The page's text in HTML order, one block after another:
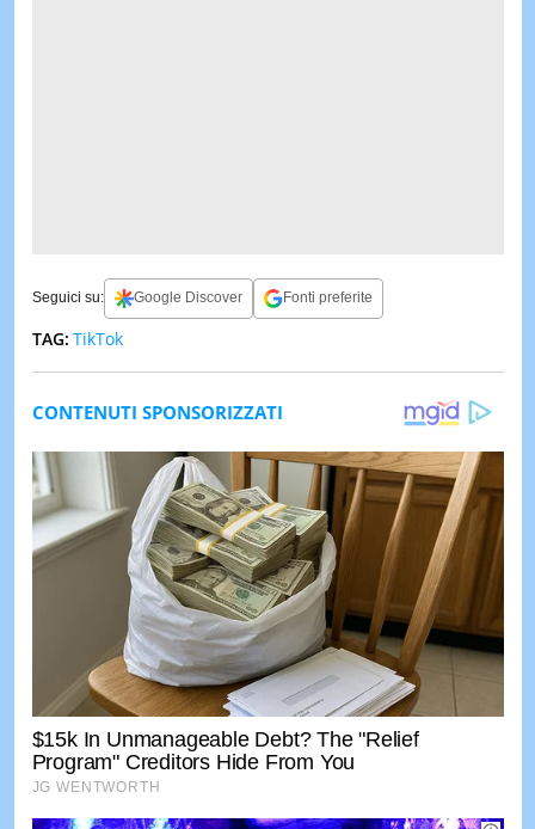
Seguici su: Google Discover Fonti preferite
TAG: TikTok